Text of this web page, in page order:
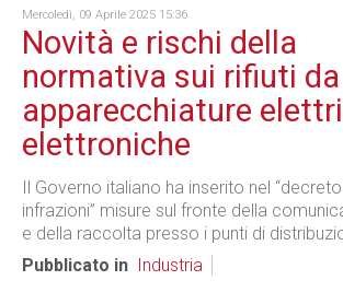
Mercoledì, 09 Aprile 2025 15:36
Novità e rischi della
normativa sui rifiuti da
apparecchiature
elettroniche
Il Governo italiano ha inserito nel
infrazioni” misure sul fronte della
e della raccolta presso i punti di
Pubblicato in
Industria